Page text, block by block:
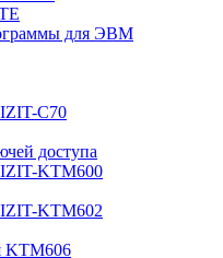
для ЭВМ
C70
доступа
KTM600
KTM602
KTM606